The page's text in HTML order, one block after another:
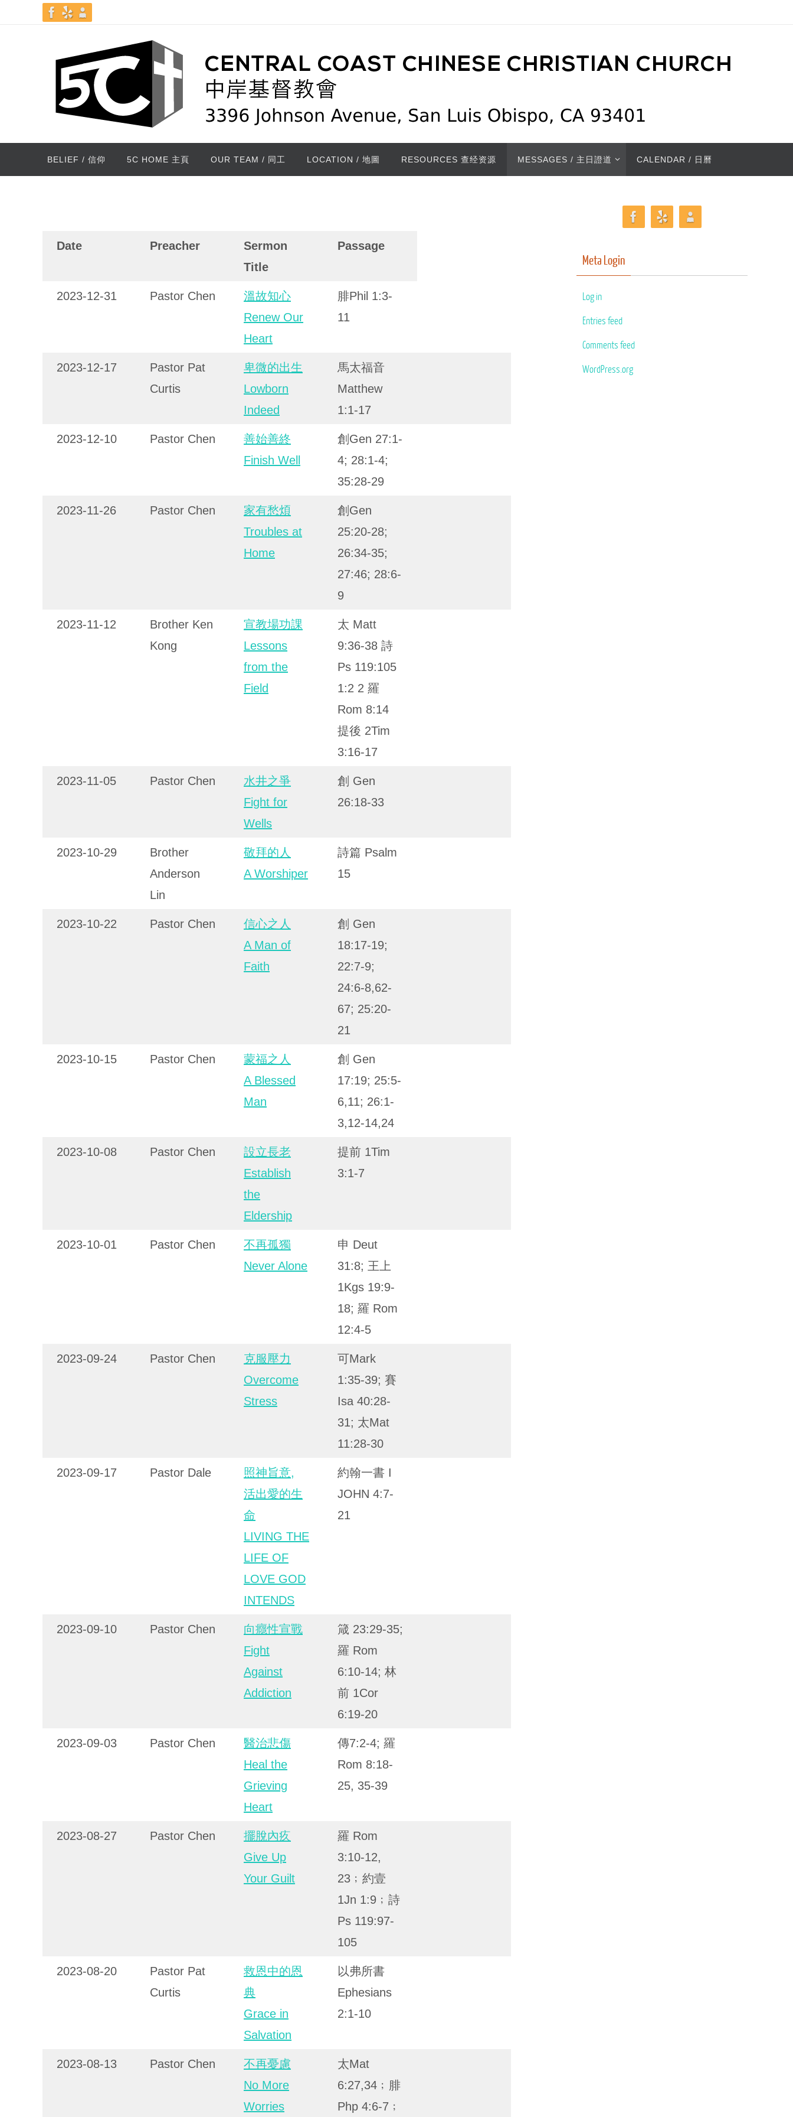
content
BELIEF / 信仰 5C HOME 主頁 OUR TEAM / 同工 LOCATION / 地圖 RESOURCES 查经资源 MESSAGES / 主日證道 CALENDAR / 日曆
Date Preacher
Sermon
Title
Passage
2023-12-31 Pastor Chen
溫故知心
Renew Our
Heart
腓Phil 1:3-
11
2023-12-17
Pastor Pat
Curtis
卑微的出生
Lowborn
Indeed
馬太福音
Matthew
1:1-17
2023-12-10 Pastor Chen
善始善終
Finish Well
創Gen 27:1-
4; 28:1-4;
35:28-29
2023-11-26 Pastor Chen
家有愁煩
Troubles at
Home
創Gen
25:20-28;
26:34-35;
27:46; 28:6-
9
2023-11-12
Brother Ken
Kong
宣教場功課
Lessons
from the
Field
太 Matt
9:36-38 詩
Ps 119:105
1:2 2 羅
Rom 8:14
提後 2Tim
3:16-17
2023-11-05 Pastor Chen
水井之爭
Fight for
Wells
創 Gen
26:18-33
2023-10-29
Brother
Anderson
Lin
敬拜的人
A Worshiper
詩篇 Psalm
15
2023-10-22 Pastor Chen
信心之人
A Man of
Faith
創 Gen
18:17-19;
22:7-9;
24:6-8,62-
67; 25:20-
21
2023-10-15 Pastor Chen
蒙福之人
A Blessed
Man
創 Gen
17:19; 25:5-
6,11; 26:1-
3,12-14,24
2023-10-08 Pastor Chen
設立長老
Establish
the
Eldership
提前 1Tim
3:1-7
2023-10-01 Pastor Chen
不再孤獨
Never Alone
申 Deut
31:8; 王上
1Kgs 19:9-
18; 羅 Rom
12:4-5
2023-09-24 Pastor Chen
克服壓力
Overcome
Stress
可Mark
1:35-39; 賽
Isa 40:28-
31; 太Mat
11:28-30
2023-09-17 Pastor Dale
照神旨意,
活出愛的生
命
LIVING THE
LIFE OF
LOVE GOD
INTENDS
約翰一書 I
JOHN 4:7-
21
2023-09-10 Pastor Chen
向癮性宣戰
Fight
Against
Addiction
箴 23:29-35;
羅 Rom
6:10-14; 林
前 1Cor
6:19-20
2023-09-03 Pastor Chen
醫治悲傷
Heal the
Grieving
Heart
傳7:2-4; 羅
Rom 8:18-
25, 35-39
2023-08-27 Pastor Chen
擺脫內疚
Give Up
Your Guilt
羅 Rom
3:10-12,
23﹔約壹
1Jn 1:9﹔詩
Ps 119:97-
105
2023-08-20
Pastor Pat
Curtis
救恩中的恩
典
Grace in
Salvation
以弗所書
Ephesians
2:1-10
2023-08-13 Pastor Chen
不再憂慮
No More
Worries
太Mat
6:27,34﹔腓
Php 4:6-7﹔
Meta Login
Log in
Entries feed
Comments feed
WordPress.org